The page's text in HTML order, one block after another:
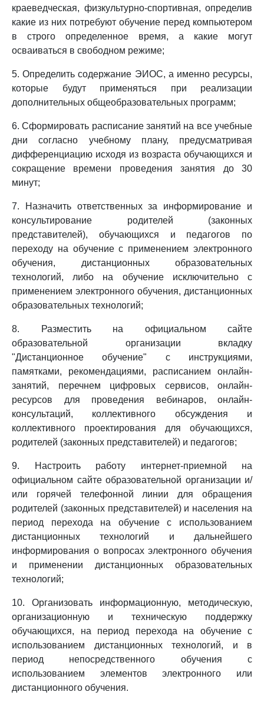
краеведческая, физкультурно-спортивная, определив
какие из них потребуют обучение перед компьютером
в строго определенное время, а какие могут
осваиваться в свободном режиме;
5. Определить содержание ЭИОС, а именно ресурсы,
которые будут применяться при реализации
дополнительных общеобразовательных программ;
6. Сформировать расписание занятий на все учебные
дни согласно учебному плану, предусматривая
дифференциацию исходя из возраста обучающихся и
сокращение времени проведения занятия до 30
минут;
7. Назначить ответственных за информирование и
консультирование родителей (законных
представителей), обучающихся и педагогов по
переходу на обучение с применением электронного
обучения, дистанционных образовательных
технологий, либо на обучение исключительно с
применением электронного обучения, дистанционных
образовательных технологий;
8. Разместить на официальном сайте
образовательной организации вкладку
"Дистанционное обучение" с инструкциями,
памятками, рекомендациями, расписанием онлайн-
занятий, перечнем цифровых сервисов, онлайн-
ресурсов для проведения вебинаров, онлайн-
консультаций, коллективного обсуждения и
коллективного проектирования для обучающихся,
родителей (законных представителей) и педагогов;
9. Настроить работу интернет-приемной на
официальном сайте образовательной организации и/
или горячей телефонной линии для обращения
родителей (законных представителей) и населения на
период перехода на обучение с использованием
дистанционных технологий и дальнейшего
информирования о вопросах электронного обучения
и применении дистанционных образовательных
технологий;
10. Организовать информационную, методическую,
организационную и техническую поддержку
обучающихся, на период перехода на обучение с
использованием дистанционных технологий, и в
период непосредственного обучения с
использованием элементов электронного или
дистанционного обучения.